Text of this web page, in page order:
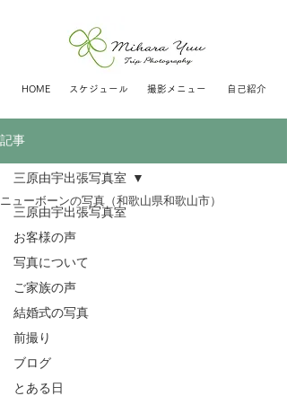
HOME スケジュール 撮影メニュー 自己紹介
記事
三原由宇出張写真室
お客様の声
写真について
ご家族の声
結婚式の写真
前撮り
ブログ
とある日
三原由宇出張写真室
ニューボーンの写真（和歌山県和歌山市）